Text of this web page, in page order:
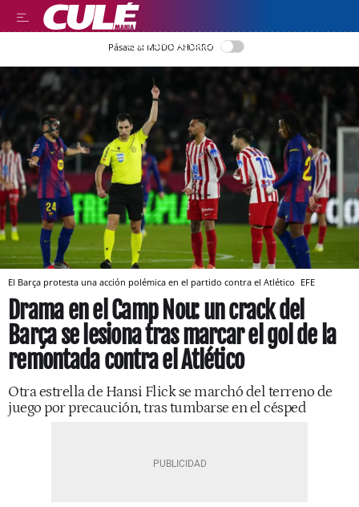
LEER EN CASTELLANO
Pásate al MODO AHORRO
El Barça protesta una acción polémica en el partido contra el Atlético EFE
Drama en el Camp Nou: un crack del
Barça se lesiona tras marcar el gol de la
remontada contra el Atlético
Otra estrella de Hansi Flick se marchó del terreno de
juego por precaución, tras tumbarse en el césped